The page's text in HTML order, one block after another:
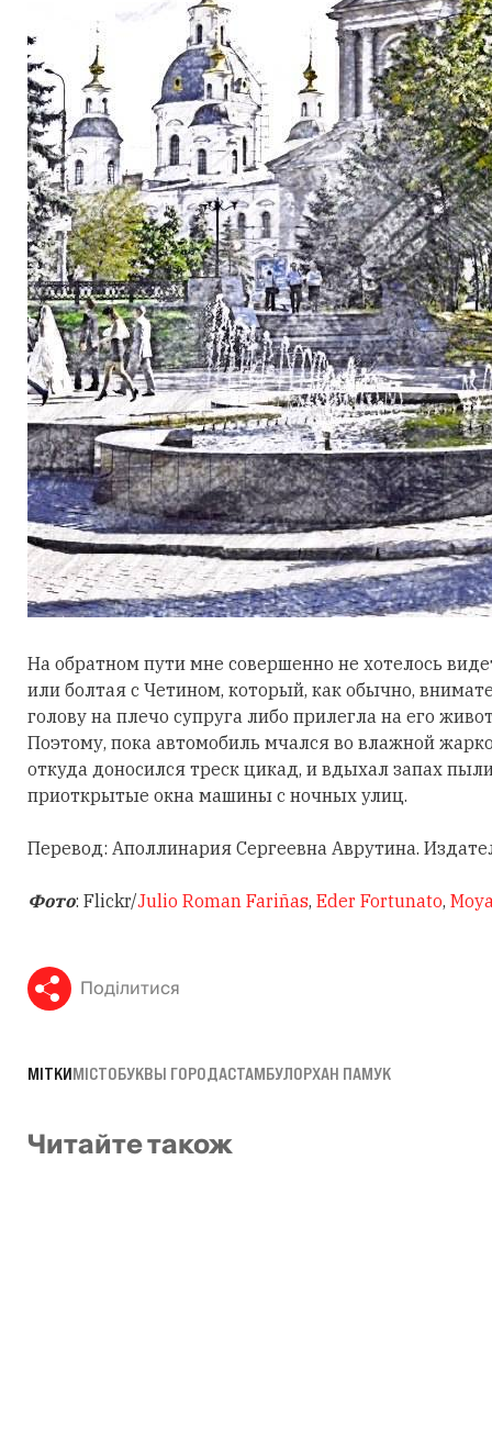
На обратном пути мне совершенно не хотелось
или болтая с Четином, который, как обычно,
голову на плечо супруга либо прилегла на его
Поэтому, пока автомобиль мчался во влажной
откуда доносился треск цикад, и вдыхал запах
приоткрытые окна машины с ночных улиц.
Перевод: Аполлинария Сергеевна Аврутина.
Фото: Flickr/Julio Roman Fariñas, Eder Fortunato,
Поділитися
МІТКИМІСТОБУКВЫ ГОРОДАСТАМБУЛОРХАН ПАМУК
Читайте також